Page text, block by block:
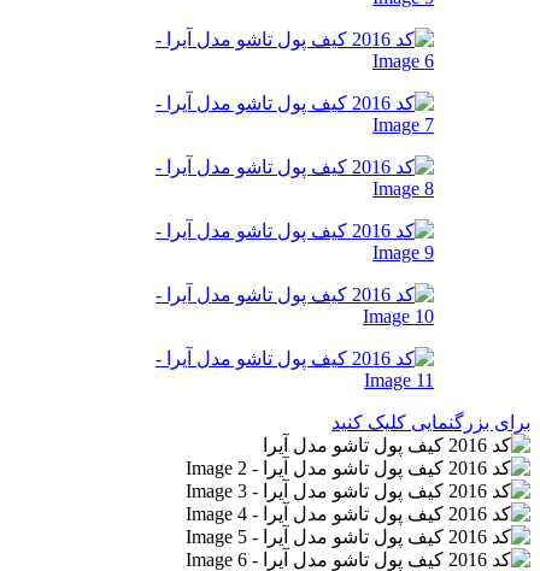
برای بزرگنمایی کلیک کنید